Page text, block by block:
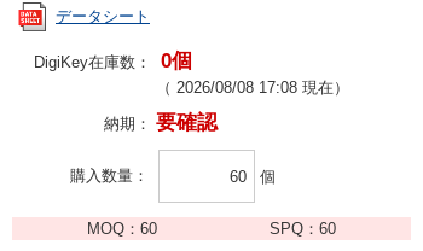
データシート
DigiKey在庫数： 0個
（ 2026/08/08 17:08 現在）
納期： 要確認
購入数量 個
MOQ： 60 SPQ：60